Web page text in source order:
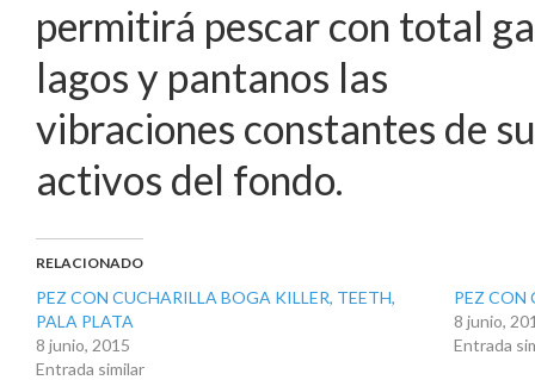
permitirá pescar con total
lagos y pantanos las
vibraciones constantes de
activos del fondo.
RELACIONADO
PEZ CON CUCHARILLA BOGA KILLER, TEETH,
PALA PLATA
8 junio, 2015
Entrada similar
PEZ CON
8 junio,
Entrada